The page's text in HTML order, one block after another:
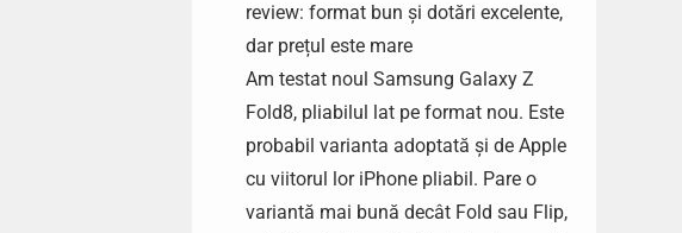
review: format bun și dotări excelente,
dar prețul este mare
Am testat noul Samsung Galaxy Z
Fold8, pliabilul lat pe format nou. Este
probabil varianta adoptată și de Apple
cu viitorul lor iPhone pliabil. Pare o
variantă mai bună decât Fold sau Flip,